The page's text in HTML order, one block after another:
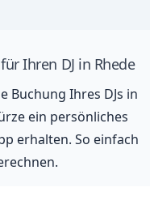
Ihren DJ in Rhede
Buchung Ihres DJs in
ein persönliches
erhalten. So einfach